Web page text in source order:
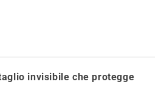
invisibile che protegge